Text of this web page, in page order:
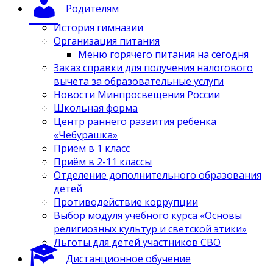
Родителям
История гимназии
Организация питания
Меню горячего питания на сегодня
Заказ справки для получения налогового
вычета за образовательные услуги
Новости Минпросвещения России
Школьная форма
Центр раннего развития ребенка
«Чебурашка»
Приём в 1 класс
Приём в 2-11 классы
Отделение дополнительного образования
детей
Противодействие коррупции
Выбор модуля учебного курса «Основы
религиозных культур и светской этики»
Льготы для детей участников СВО
Дистанционное обучение